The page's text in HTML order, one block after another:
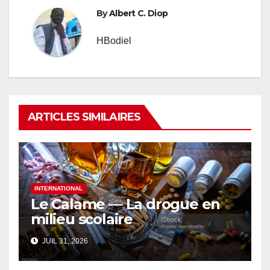
ByAlbert C. Diop
HBodiel
ARTICLES SIMILAIRES
INTERNATIONAL
Le Calame — La drogue en
milieu scolaire
JUIL 31, 2026